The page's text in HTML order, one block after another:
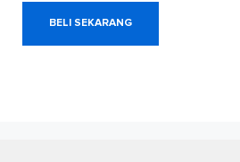
BELI SEKARANG